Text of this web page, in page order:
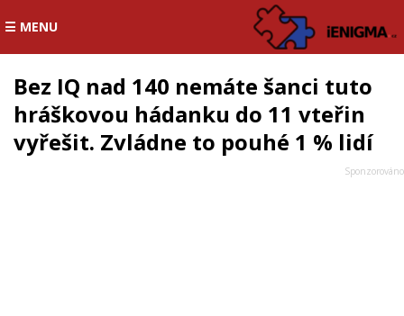
☰ MENU
Bez IQ nad 140 nemáte šanci tuto
hráškovou hádanku do 11 vteřin
vyřešit. Zvládne to pouhé 1 % lidí